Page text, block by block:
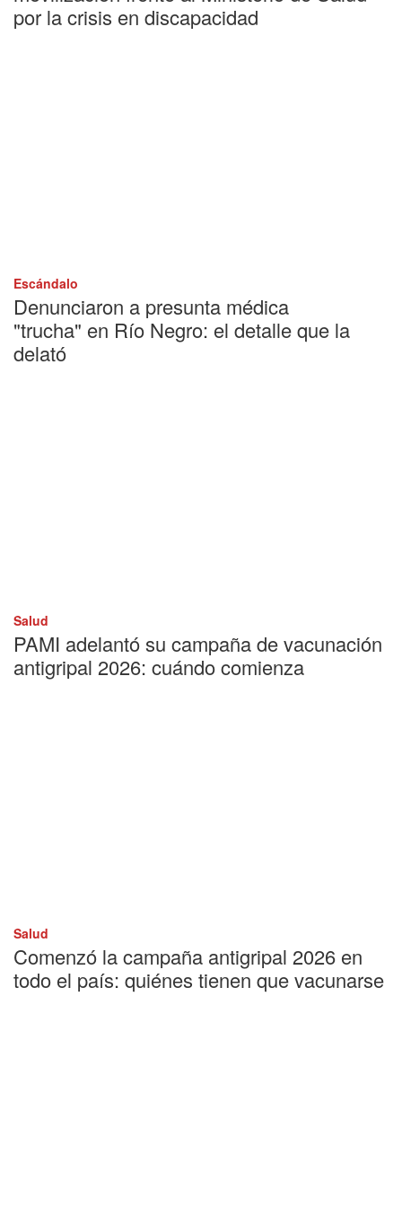
por la crisis en discapacidad
Escándalo
Denunciaron a presunta médica
"trucha" en Río Negro: el detalle que la
delató
Salud
PAMI adelantó su campaña de vacunación
antigripal 2026: cuándo comienza
Salud
Comenzó la campaña antigripal 2026 en
todo el país: quiénes tienen que vacunarse